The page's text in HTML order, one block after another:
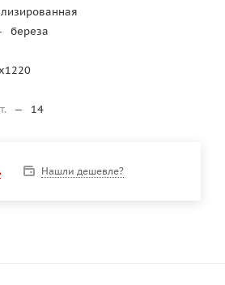
береза
— 14
Нашли дешевле?